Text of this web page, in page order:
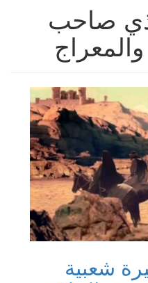
صاحب
شعبية